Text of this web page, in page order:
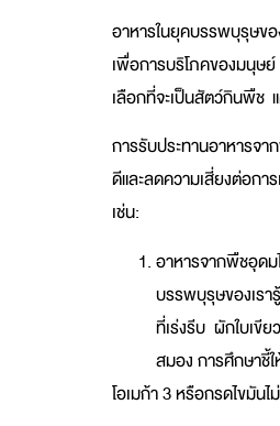
อาหารในยุคบรรพบุรุษข
เพื่อการบริโภคของมนุษ
เลือกที่จะเป็นสัตว์กินพืช
การรับประทานอาหารจ
ดีและลดความเสี่ยงต่อกา
เช่น:
อาหารจากพืชอุดม
บรรพบุรุษของเรา
ที่เร่งรีบ ผักใบเขี
สมอง การศึกษาชี้
โอเมก้า 3 หรือกรดไขมัน